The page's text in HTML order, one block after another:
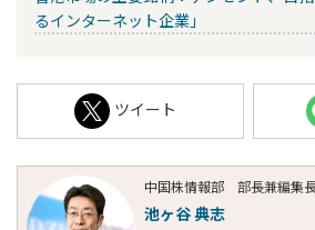
るインターネット企業」
ツイート
中国株情報部 部長兼編集
池ヶ谷 典志